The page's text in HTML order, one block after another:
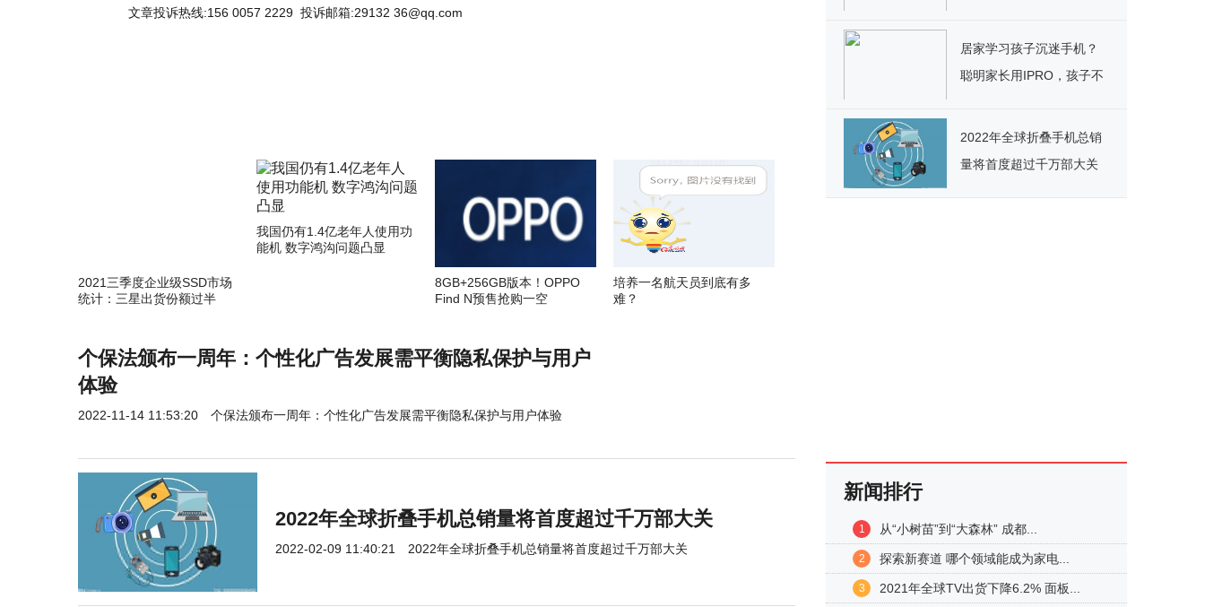
文章投诉热线:156 0057 2229 投诉邮箱:29132 36@qq.com
2021三季度企业级SSD市场
统计：三星出货份额过半
我国仍有1.4亿老年人使用功
能机 数字鸿沟问题凸显
8GB+256GB版本！OPPO
Find N预售抢购一空
培养一名航天员到底有多
难？
个保法颁布一周年：个性化广告发展需平衡隐私保护与用户
体验
2022-11-14 11:53:20 个保法颁布一周年：个性化广告发展需平衡隐私保护与用户体验
2022年全球折叠手机总销量将首度超过千万部大关
2022-02-09 11:40:21 2022年全球折叠手机总销量将首度超过千万部大关
居家学习孩子沉迷手机？
聪明家长用IPRO，孩子不
2022年全球折叠手机总销
量将首度超过千万部大关
新闻排行
1 从“小树苗”到“大森林” 成都...
2 探索新赛道 哪个领域能成为家电...
3 2021年全球TV出货下降6.2% 面板...